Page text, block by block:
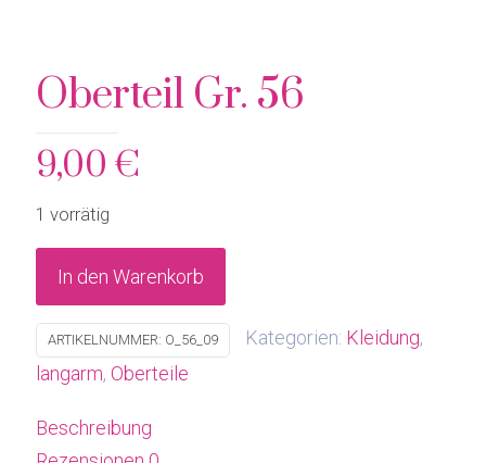
Oberteil Gr. 56
9,00 €
1 vorrätig
In den Warenkorb
ARTIKELNUMMER: O_56_09 Kategorien: Kleidung,
langarm, Oberteile
Beschreibung